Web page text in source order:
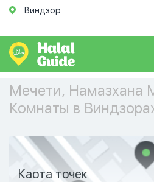
Виндзор
Мечети, Намазхана
Комнаты в
Карта точек